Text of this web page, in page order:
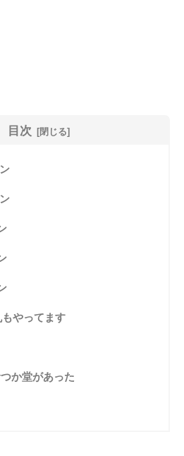
目次
もやってます
か堂があった